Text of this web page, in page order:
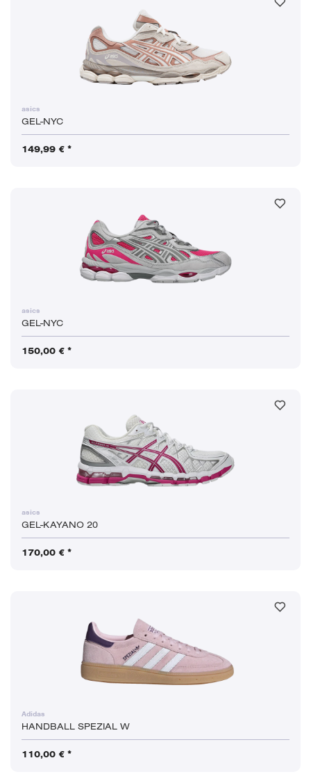
asics
GEL-NYC
149,99 € *
asics
GEL-NYC
150,00 € *
asics
GEL-KAYANO 20
170,00 € *
Adidas
HANDBALL SPEZIAL W
110,00 € *